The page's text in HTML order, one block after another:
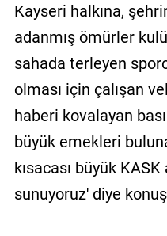
Kayseri halkına,
adanmış ömürler
sahada terleyen
olması için çalışan
haberi kovalayan
büyük emekleri
kısacası büyük
sunuyoruz' diye